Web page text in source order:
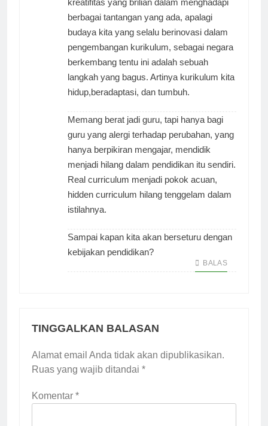
kreatifitas yang brilian dalam menghadapi
berbagai tantangan yang ada, apalagi
budaya kita yang selalu berinovasi dalam
pengembangan kurikulum, sebagai negara
berkembang tentu ini adalah sebuah
langkah yang bagus. Artinya kurikulum kita
hidup,beradaptasi, dan tumbuh.
Memang berat jadi guru, tapi hanya bagi
guru yang alergi terhadap perubahan, yang
hanya berpikiran mengajar, mendidik
menjadi hilang dalam pendidikan itu sendiri.
Real curriculum menjadi pokok acuan,
hidden curriculum hilang tenggelam dalam
istilahnya.
Sampai kapan kita akan berseturu dengan
kebijakan pendidikan?
BALAS
TINGGALKAN BALASAN
Alamat email Anda tidak akan dipublikasikan.
Ruas yang wajib ditandai *
Komentar *